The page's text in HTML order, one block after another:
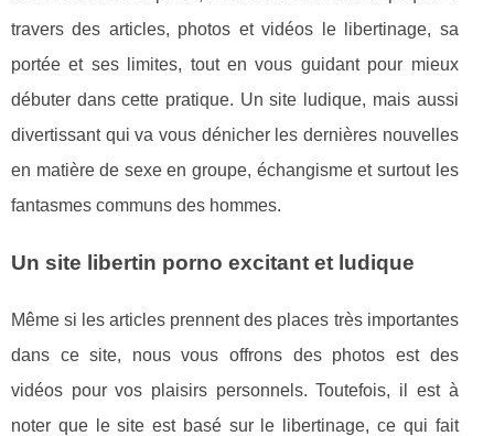
travers des articles, photos et vidéos le libertinage, sa
portée et ses limites, tout en vous guidant pour mieux
débuter dans cette pratique. Un site ludique, mais aussi
divertissant qui va vous dénicher les dernières nouvelles
en matière de sexe en groupe, échangisme et surtout les
fantasmes communs des hommes.
Un site libertin porno excitant et ludique
Même si les articles prennent des places très importantes
dans ce site, nous vous offrons des photos est des
vidéos pour vos plaisirs personnels. Toutefois, il est à
noter que le site est basé sur le libertinage, ce qui fait